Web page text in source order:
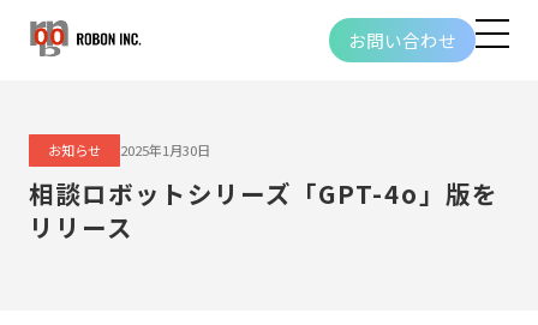
お問い合わせ
お知らせ 2025年1月30日
相談ロボットシリーズ「GPT-4o」版を
リリース